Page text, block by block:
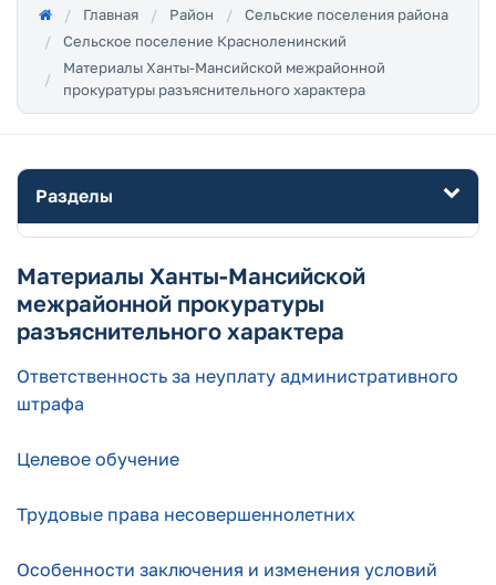
Главная Район
Сельские поселения района
Сельское поселение Красноленинский
Материалы Ханты-Мансийской межрайонной
прокуратуры разъяснительного характера
Разделы
Материалы Ханты-Мансийской
межрайонной прокуратуры
разъяснительного характера
Ответственность за неуплату административного
штрафа
Целевое обучение
Трудовые права несовершеннолетних
Особенности заключения и изменения условий